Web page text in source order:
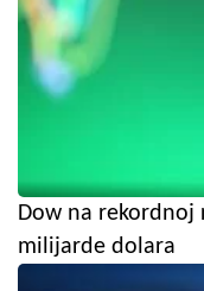
Dow na rekordnoj
milijarde dolara